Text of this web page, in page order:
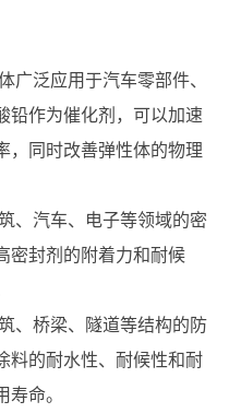
广泛应用于汽车零部件、
铅作为催化剂，可以加速
，同时改善弹性体的物理
、汽车、电子等领域的密
密封剂的附着力和耐候
、桥梁、隧道等结构的防
料的耐水性、耐候性和耐
命。